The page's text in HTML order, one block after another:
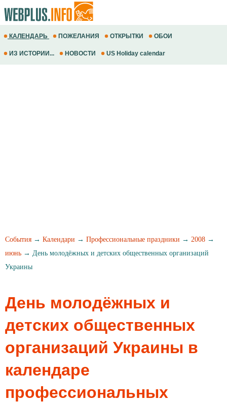
КАЛЕНДАРЬ ПОЖЕЛАНИЯ ОТКРЫТКИ ОБОИ
ИЗ ИСТОРИИ... НОВОСТИ US Holiday calendar
События → Календари → Профессиональные праздники → 2008 →
июнь → День молодёжных и детских общественных организаций
Украины
День молодёжных и
детских общественных
организаций Украины в
календаре
профессиональных